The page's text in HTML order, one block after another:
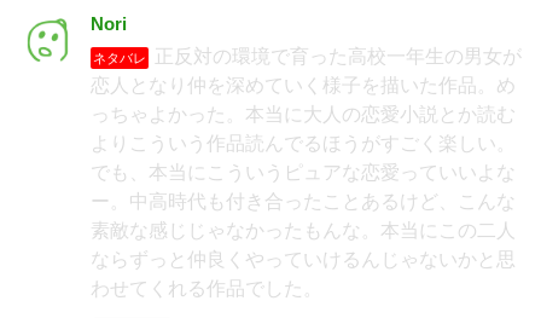
Nori
ネタバレ
正反対の環境で育った高校一年生の男女が
恋人となり仲を深めていく様子を描いた作品。め
っちゃよかった。本当に大人の恋愛小説とか読む
よりこういう作品読んでるほうがすごく楽しい。
でも、本当にこういうピュアな恋愛っていいよな
ー。中高時代も付き合ったことあるけど、こんな
素敵な感じじゃなかったもんな。本当にこの二人
ならずっと仲良くやっていけるんじゃないかと思
わせてくれる作品でした。